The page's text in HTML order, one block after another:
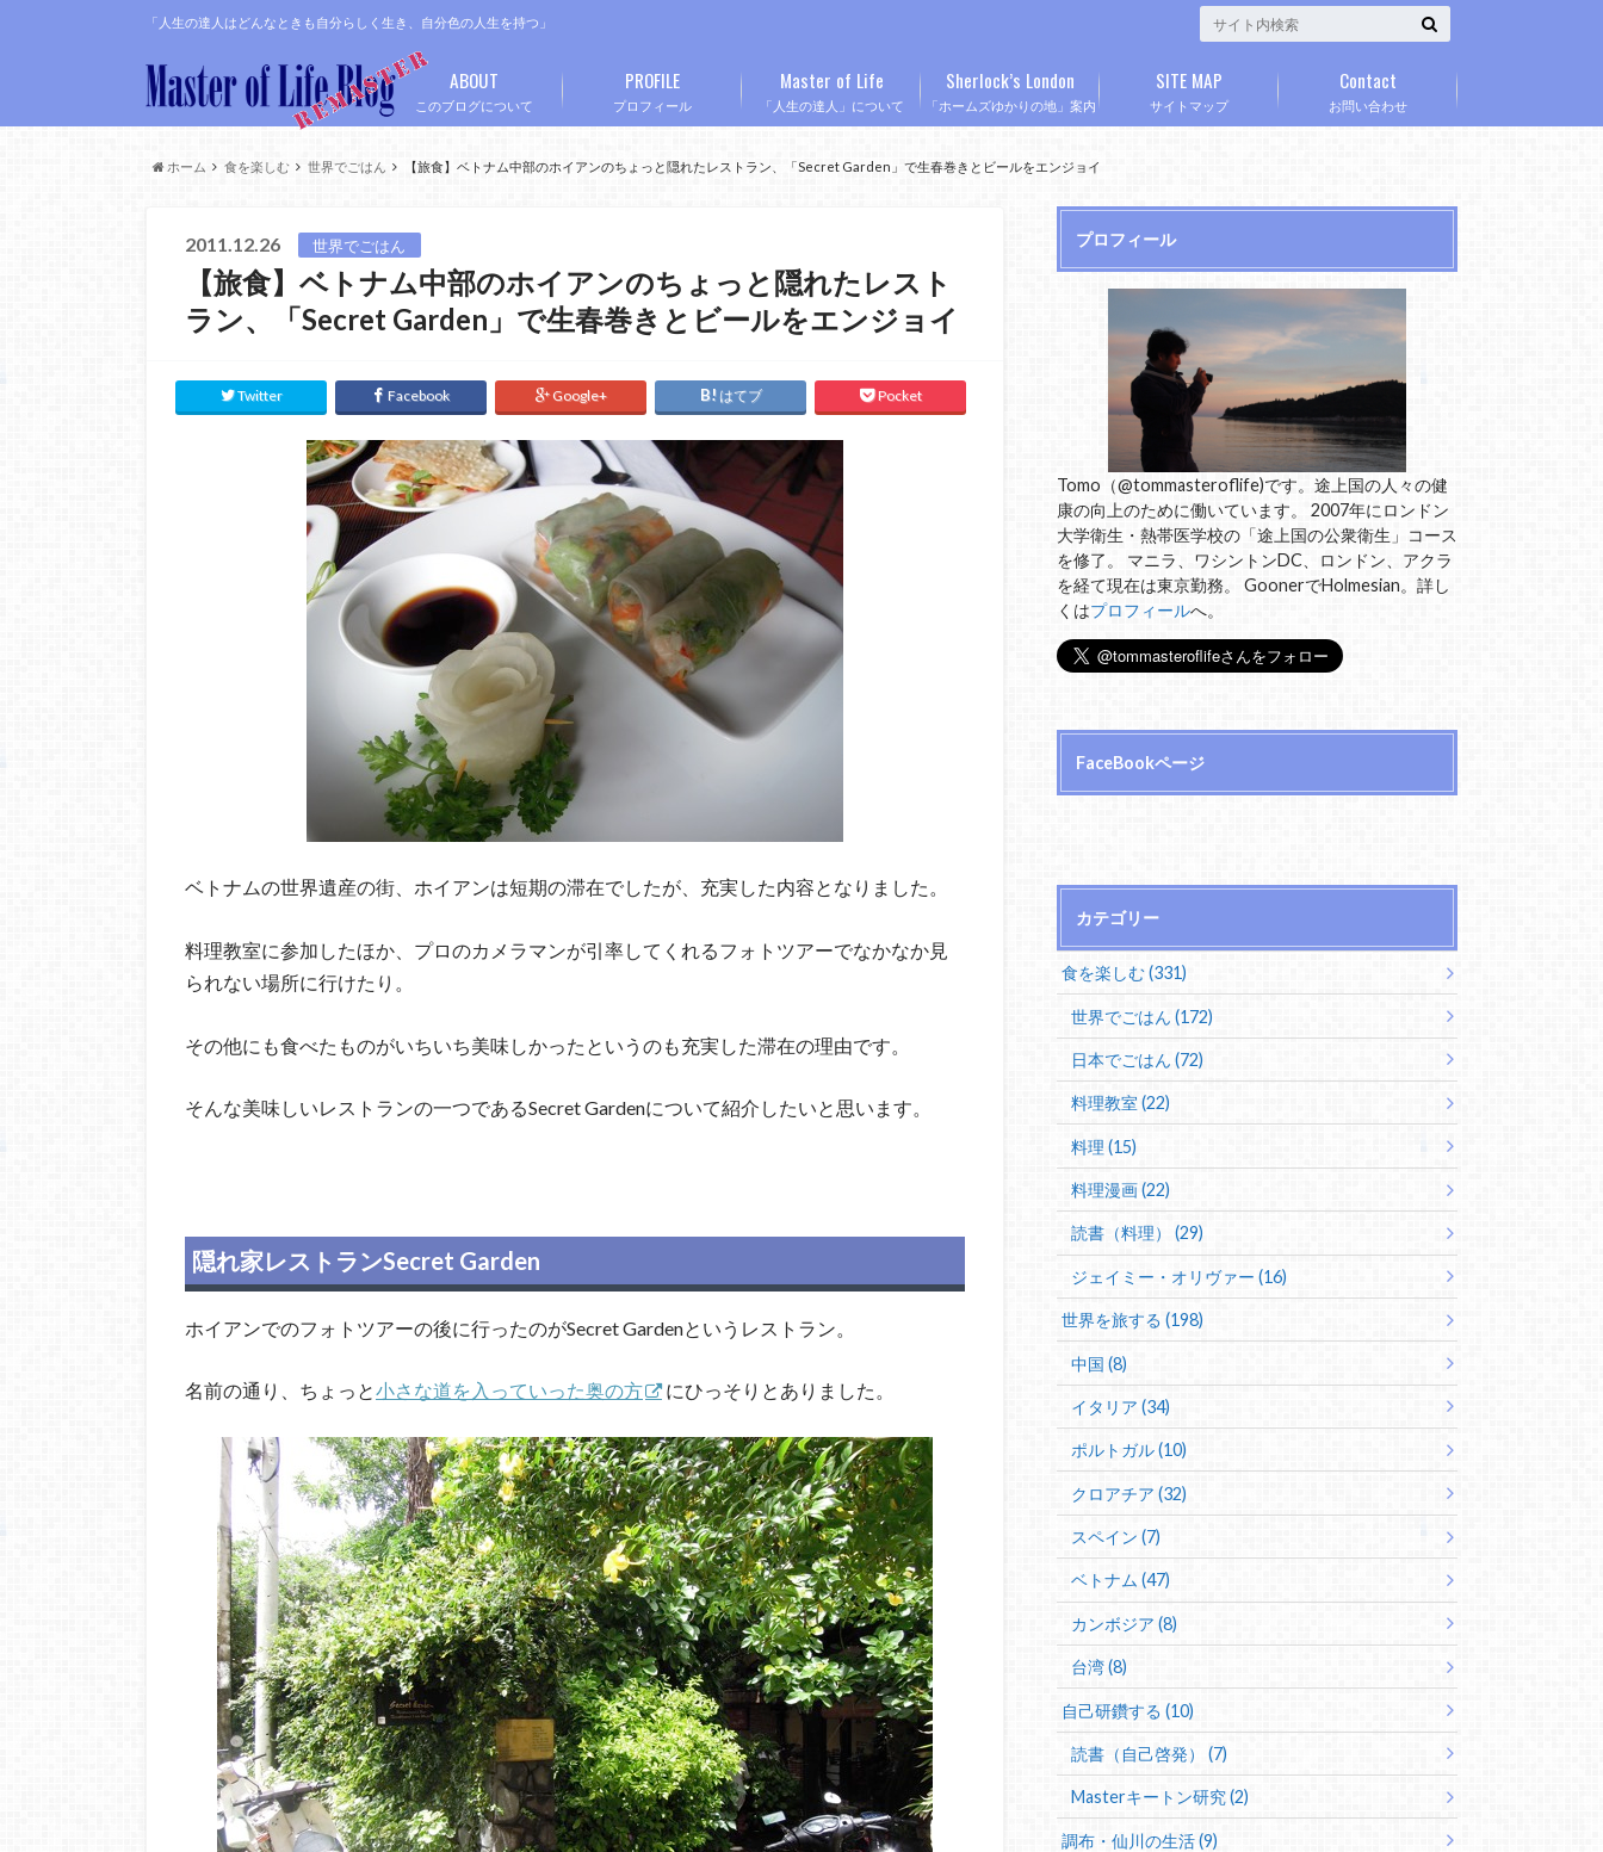
「人生の達人はどんなときも自分らしく生き、自分色の人生を持つ」
このブログについて
ABOUT
プロフィール
PROFILE
「人生の達人」について
Master of Life
「ホームズゆかりの地」案内
Sherlock’s London
サイトマップ
SITE MAP
お問い合わせ
Contact
ホーム 食を楽しむ 世界でごはん 【旅食】ベトナム中部のホイアンのちょっと隠れたレストラン、「Secret Garden」で生春巻きとビールをエンジョイ
2011.12.26 世界でごはん
【旅食】ベトナム中部のホイアンのちょっと隠れたレスト
ラン、「Secret Garden」で生春巻きとビールをエンジョイ
Twitter Facebook Google+ はてブ Pocket
ベトナムの世界遺産の街、ホイアンは短期の滞在でしたが、充実した内容となりました。
料理教室に参加したほか、プロのカメラマンが引率してくれるフォトツアーでなかなか見
られない場所に行けたり。
その他にも食べたものがいちいち美味しかったというのも充実した滞在の理由です。
そんな美味しいレストランの一つであるSecret Gardenについて紹介したいと思います。
隠れ家レストランSecret Garden
ホイアンでのフォトツアーの後に行ったのがSecret Gardenというレストラン。
名前の通り、ちょっと小さな道を入っていった奥の方 にひっそりとありました。
プロフィール
Tomo（@tommasteroflife)です。途上国の人々の健
康の向上のために働いています。 2007年にロンドン
大学衛生・熱帯医学校の「途上国の公衆衛生」コース
を修了。 マニラ、ワシントンDC、ロンドン、アクラ
を経て現在は東京勤務。 GoonerでHolmesian。詳し
くはプロフィールへ。
FaceBookページ
カテゴリー
食を楽しむ (331)
世界でごはん (172)
日本でごはん (72)
料理教室 (22)
料理 (15)
料理漫画 (22)
読書（料理） (29)
ジェイミー・オリヴァー (16)
世界を旅する (198)
中国 (8)
イタリア (34)
ポルトガル (10)
クロアチア (32)
スペイン (7)
ベトナム (47)
カンボジア (8)
台湾 (8)
自己研鑽する (10)
読書（自己啓発） (7)
Masterキートン研究 (2)
調布・仙川の生活 (9)